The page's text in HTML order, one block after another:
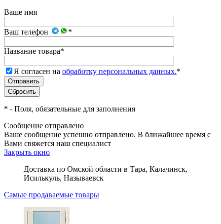
Ваше имя
Ваш телефон *
Название товара*
Я согласен на обработку персональных данных.*
* - Поля, обязательные для заполнения
Сообщение отправлено
Ваше сообщение успешно отправлено. В ближайшее время с
Вами свяжется наш специалист
Закрыть окно
Доставка по Омской области в Тара, Калачинск,
Исилькуль, Называевск
Самые продаваемые товары